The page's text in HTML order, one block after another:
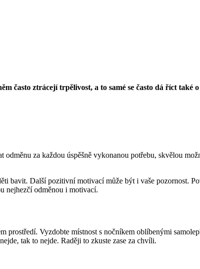
často ztrácejí trpělivost, a to samé se často dá říct také
za každou úspěšně vykonanou potřebu, skvělou
bavit. Další pozitivní motivací může být i vaše pozornost.
nejhezčí odměnou i motivací.
prostředí. Vyzdobte místnost s nočníkem oblíbenými
tak to nejde. Raději to zkuste zase za chvíli.